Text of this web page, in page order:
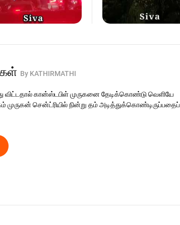
By KATHIRMATHI
விட்டதால் கான்ஸ்டபிள் முருகனை தேடிக்கொண்டு வெளியே
முருகன் சென்ட்ரியில் நின்று தம் அடித்துக்கொண்டிருப்பதைப்